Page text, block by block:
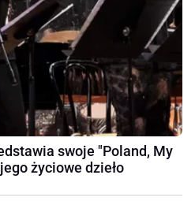
swoje "Poland, My
życiowe dzieło